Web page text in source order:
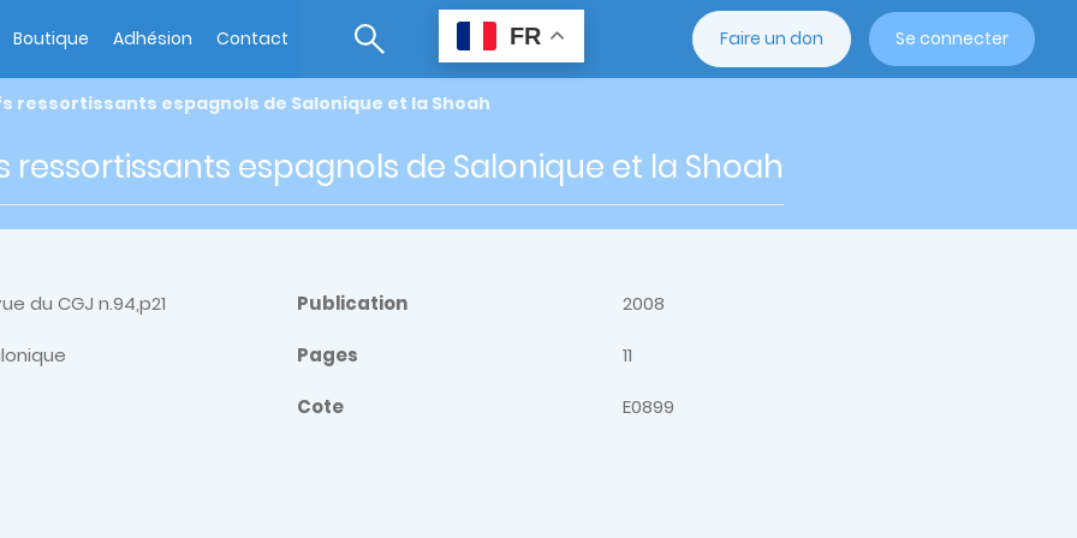
Boutique Adhésion Contact FR Faire un don Se connecter
ressortissants espagnols de Salonique et la Shoah
ressortissants espagnols de Salonique et la Shoah
du CGJ n.94,p21 Publication 2008
Pages 11
Cote E0899